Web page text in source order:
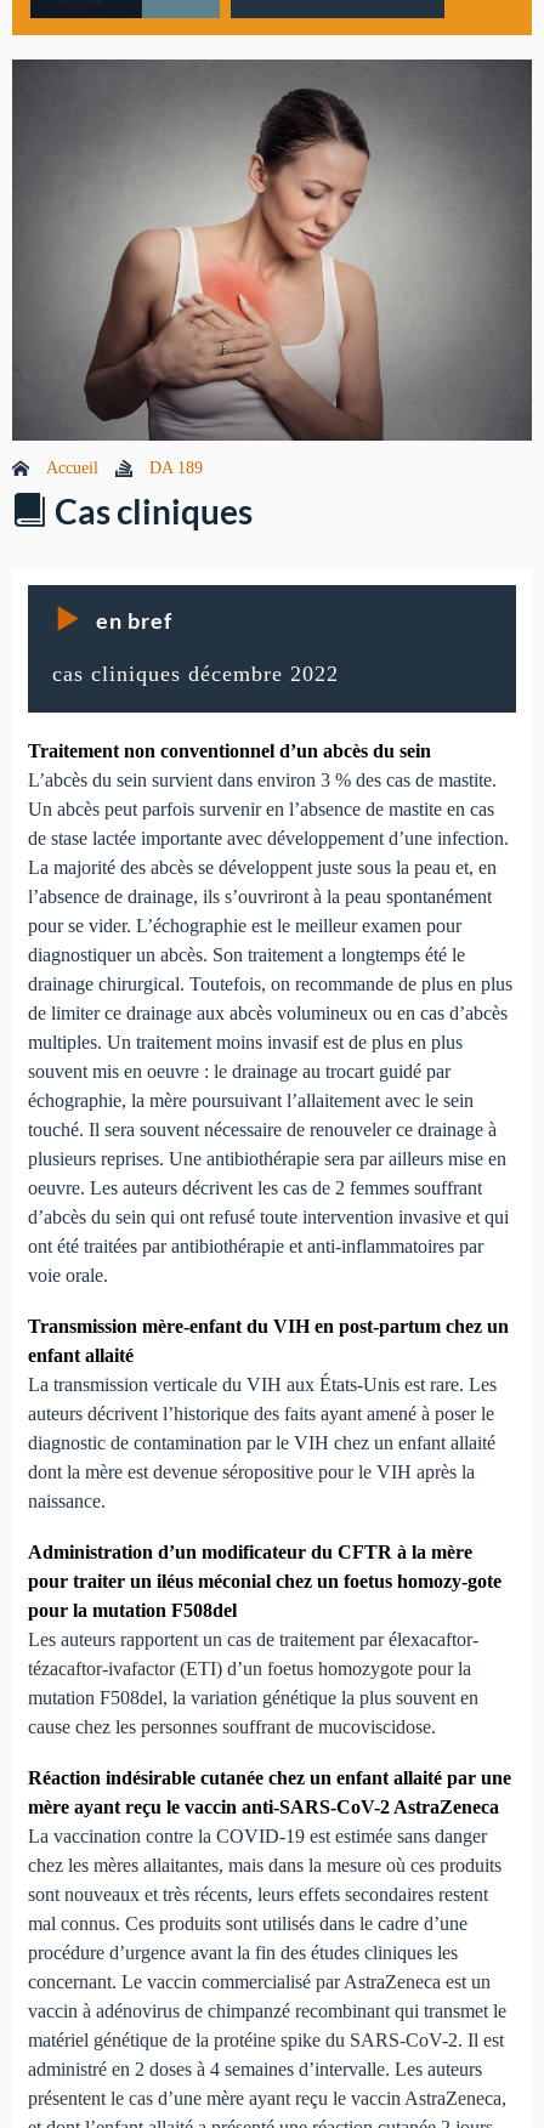
Accueil DA 189
Cas cliniques
en bref
cas cliniques décembre 2022
Traitement non conventionnel d’un abcès du sein
L’abcès du sein survient dans environ 3 % des cas de mastite.
Un abcès peut parfois survenir en l’absence de mastite en cas
de stase lactée importante avec développement d’une infection.
La majorité des abcès se développent juste sous la peau et, en
l’absence de drainage, ils s’ouvriront à la peau spontanément
pour se vider. L’échographie est le meilleur examen pour
diagnostiquer un abcès. Son traitement a longtemps été le
drainage chirurgical. Toutefois, on recommande de plus en plus
de limiter ce drainage aux abcès volumineux ou en cas d’abcès
multiples. Un traitement moins invasif est de plus en plus
souvent mis en oeuvre : le drainage au trocart guidé par
échographie, la mère poursuivant l’allaitement avec le sein
touché. Il sera souvent nécessaire de renouveler ce drainage à
plusieurs reprises. Une antibiothérapie sera par ailleurs mise en
oeuvre. Les auteurs décrivent les cas de 2 femmes souffrant
d’abcès du sein qui ont refusé toute intervention invasive et qui
ont été traitées par antibiothérapie et anti-inflammatoires par
voie orale.
Transmission mère-enfant du VIH en post-partum chez un
enfant allaité
La transmission verticale du VIH aux États-Unis est rare. Les
auteurs décrivent l’historique des faits ayant amené à poser le
diagnostic de contamination par le VIH chez un enfant allaité
dont la mère est devenue séropositive pour le VIH après la
naissance.
Administration d’un modificateur du CFTR à la mère
pour traiter un iléus méconial chez un foetus homozy-gote
pour la mutation F508del
Les auteurs rapportent un cas de traitement par élexacaftor-
tézacaftor-ivafactor (ETI) d’un foetus homozygote pour la
mutation F508del, la variation génétique la plus souvent en
cause chez les personnes souffrant de mucoviscidose.
Réaction indésirable cutanée chez un enfant allaité par une
mère ayant reçu le vaccin anti-SARS-CoV-2 AstraZeneca
La vaccination contre la COVID-19 est estimée sans danger
chez les mères allaitantes, mais dans la mesure où ces produits
sont nouveaux et très récents, leurs effets secondaires restent
mal connus. Ces produits sont utilisés dans le cadre d’une
procédure d’urgence avant la fin des études cliniques les
concernant. Le vaccin commercialisé par AstraZeneca est un
vaccin à adénovirus de chimpanzé recombinant qui transmet le
matériel génétique de la protéine spike du SARS-CoV-2. Il est
administré en 2 doses à 4 semaines d’intervalle. Les auteurs
présentent le cas d’une mère ayant reçu le vaccin AstraZeneca,